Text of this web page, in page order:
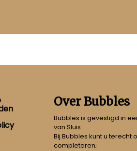
Over Bubbles
Bubbles is gevestigd in
van Sluis.
Bij Bubbles kunt u terecht
completeren;